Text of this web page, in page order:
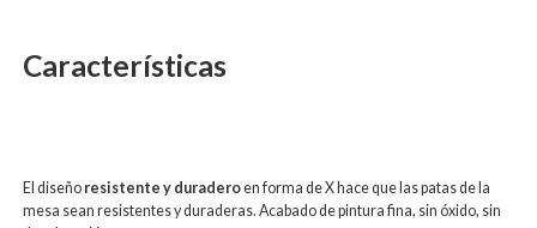
Características
El diseño resistente y duraderoen forma de X hace que las patas de la
mesa sean resistentes y duraderas. Acabado de pintura fina, sin óxido, sin